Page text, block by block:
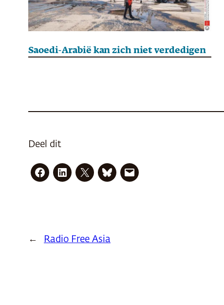
Saoedi-Arabië kan zich niet verdedigen
Deel dit
← Radio Free Asia